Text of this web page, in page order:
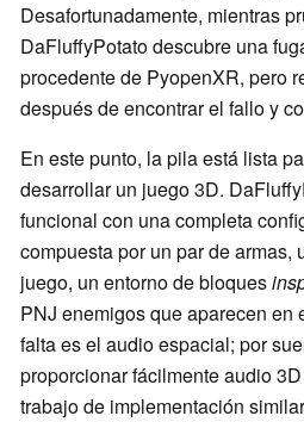
Desafortunadamente, mientras
DaFluffyPotato descubre una
procedente de PyopenXR, pero
después de encontrar el fallo y
En este punto, la pila está lista
desarrollar un juego 3D.
funcional con una completa
compuesta por un par de armas,
juego, un entorno de bloques
PNJ enemigos que aparecen en
falta es el audio espacial; por
proporcionar fácilmente audio
trabajo de implementación